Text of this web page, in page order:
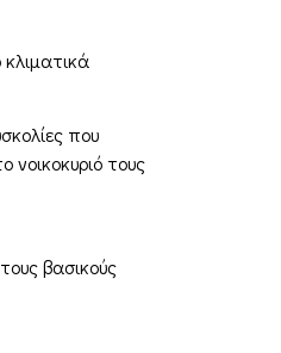
που
τους
βασικούς